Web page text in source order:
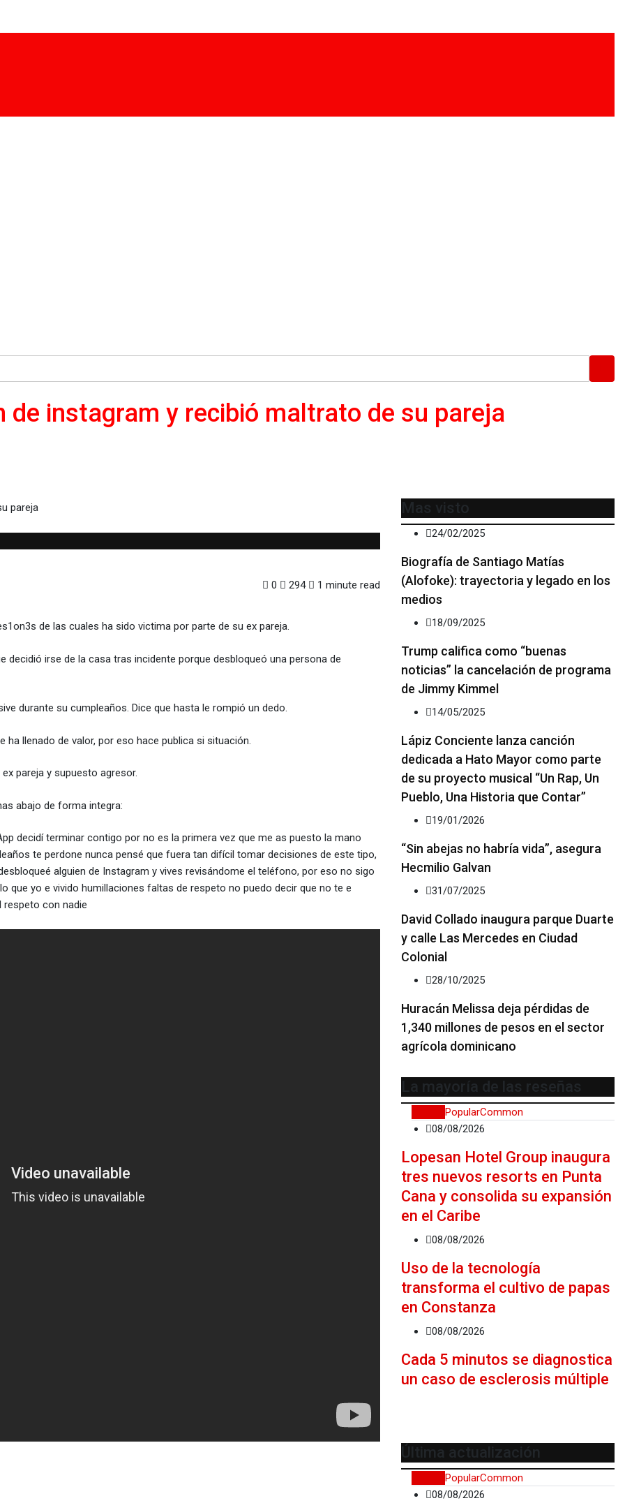
de instagram y recibió maltrato de su pareja
0 294
1 minute read
de las cuales ha sido victima por parte de su ex pareja.
irse de la casa tras incidente porque desbloqueó una persona de
durante su cumpleaños. Dice que hasta le rompió un dedo.
llenado de valor, por eso hace publica si situación.
pareja y supuesto agresor.
abajo de forma integra:
decidí terminar contigo por no es la primera vez que me as puesto la mano
te perdone nunca pensé que fuera tan difícil tomar decisiones de este tipo,
alguien de Instagram y vives revisándome el teléfono, por eso no sigo
que yo e vivido humillaciones faltas de respeto no puedo decir que no te e
con nadie
Mas visto
24/02/2025
Biografía de Santiago Matías
(Alofoke): trayectoria y legado en los
medios
18/09/2025
Trump califica como “buenas
noticias” la cancelación de programa
de Jimmy Kimmel
14/05/2025
Lápiz Conciente lanza canción
dedicada a Hato Mayor como parte
de su proyecto musical “Un Rap, Un
Pueblo, Una Historia que Contar”
19/01/2026
“Sin abejas no habría vida”, asegura
Hecmilio Galvan
31/07/2025
David Collado inaugura parque Duarte
y calle Las Mercedes en Ciudad
Colonial
28/10/2025
Huracán Melissa deja pérdidas de
1,340 millones de pesos en el sector
agrícola dominicano
La mayoría de las reseñas
PopularCommon
08/08/2026
Lopesan Hotel Group inaugura
tres nuevos resorts en Punta
Cana y consolida su expansión
en el Caribe
08/08/2026
Uso de la tecnología
transforma el cultivo de papas
en Constanza
08/08/2026
Cada 5 minutos se diagnostica
un caso de esclerosis múltiple
Última actualización
PopularCommon
08/08/2026